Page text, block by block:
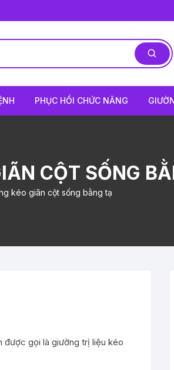
PHỤC HỒI CHỨC NĂNG
CỘT SỐNG
kéo giãn cột sống bằng tạ
được gọi là giường trị liệu kéo